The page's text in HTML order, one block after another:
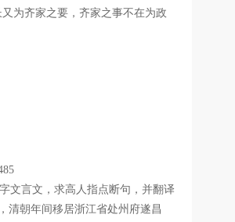
为齐家之要，齐家之事不在为政
文言文，求高人指点断句，并翻译
清朝年间移居浙江省处州府遂昌